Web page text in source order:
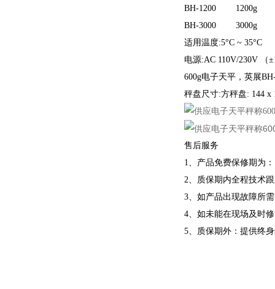
BH-1200 1200g
BH-3000 3000g
适用温度:5°C ~ 35°C
电源:AC 110V/230V （
600g电子天平，英展
秤盘尺寸:方秤盘: 144 x
售后服务
1、产品免费保修期为
2、质保期内全程
3、如产品出现故障所
4、如未能在现场及时
5、质保期外：提供终